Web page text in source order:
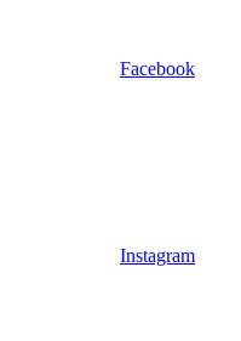
Facebook
Instagram